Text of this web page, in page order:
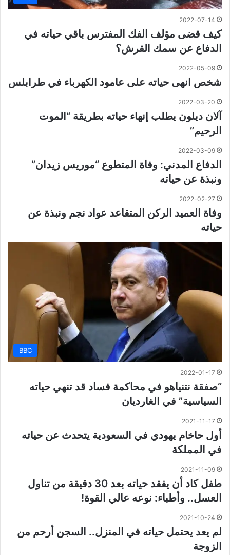
2022-07-14
كيف قضى مؤلف الفك المفترس باقي حياته في
الدفاع عن سمك القرش؟
2022-05-09
شخص انهى حياته على عامود الكهرباء في طرابلس
2022-03-20
آلان ديلون يطلب إنهاء حياته بطريقة “الموت
الرحيم”
2022-03-09
الدفاع المدني: وفاة المتطوع “موريس زيدان”
ونبذة عن حياته
2022-02-27
وفاة العميد الركن المتقاعد عواد نجم ونبذة عن
حياته
BBC
2022-01-17
“صفقة نتنياهو في محاكمة فساد قد تنهي حياته
السياسية” في الغارديان
2021-11-17
أول حاخام يهودي في السعودية يتحدث عن حياته
في المملكة
2021-11-09
طفل كاد أن يفقد حياته بعد 30 دقيقة من تناول
العسل.. وأطباء: نوعه عالي القوة!
2021-10-24
لم يعد يحتمل حياته في المنزل.. السجن أرحم من
الزوجة